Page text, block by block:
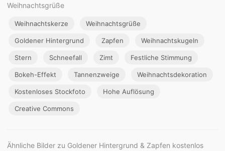
Weihnachtsgrüße
Weihnachtskerze Weihnachtsgrüße
Goldener Hintergrund Zapfen Weihnachtskugeln
Stern Schneefall Zimt Festliche Stimmung
Bokeh-Effekt Tannenzweige Weihnachtsdekoration
Kostenloses Stockfoto Hohe Auflösung
Creative Commons
Ähnliche Bilder zu Goldener Hintergrund & Zapfen kostenlos